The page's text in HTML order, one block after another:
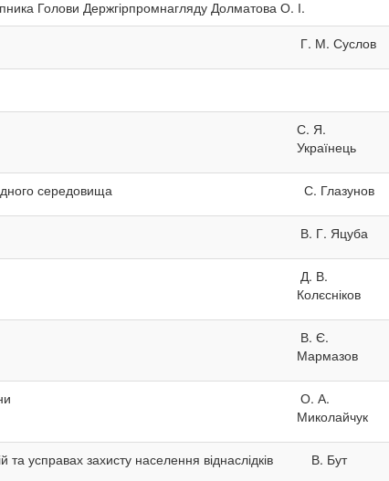
Голови Держгірпромнагляду Долматова О. І.
Г. М. Суслов
С. Я.
Українець
середовища С. Глазунов
В. Г. Яцуба
Д. В.
Колєсніков
В. Є.
Мармазов
О. А.
Миколайчук
та усправах захисту населення віднаслідків
В. Бут